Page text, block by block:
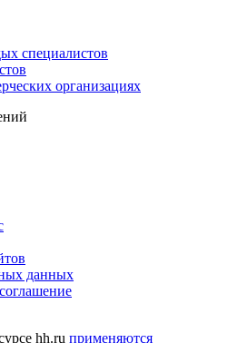
специалистов
организациях
данных
hh.ru применяются